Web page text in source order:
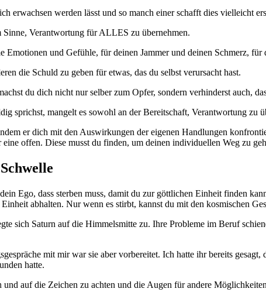
erwachsen werden lässt und so manch einer schafft dies vielleicht
Sinne, Verantwortung für ALLES zu übernehmen.
und Gefühle, für deinen Jammer und deinen Schmerz, für
die Schuld zu geben für etwas, das du selbst verursacht hast.
du dich nicht nur selber zum Opfer, sondern verhinderst auch,
sprichst, mangelt es sowohl an der Bereitschaft, Verantwortung zu
er dich mit den Auswirkungen der eigenen Handlungen
offen. Diese musst du finden, um deinen individuellen Weg zu
Ego, dass sterben muss, damit du zur göttlichen Einheit finden
abhalten. Nur wenn es stirbt, kannst du mit den kosmischen
sich Saturn auf die Himmelsmitte zu. Ihre Probleme im Beruf
mit mir war sie aber vorbereitet. Ich hatte ihr bereits
hatte.
und auf die Zeichen zu achten und die Augen für andere